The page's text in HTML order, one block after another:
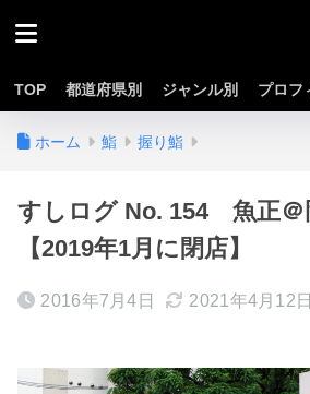
TOP 都道府県別 ジャンル別 プロフ
ホーム 鮨 握り鮨
すしログ No. 154 魚正＠
【2019年1月に閉店】
2016年7月4日 2021年4月12日